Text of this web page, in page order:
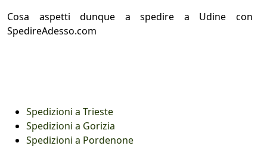
Cosa aspetti dunque a spedire a Udine con
SpedireAdesso.com
Spedizioni a Trieste
Spedizioni a Gorizia
Spedizioni a Pordenone